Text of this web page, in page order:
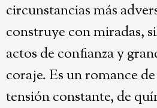
circunstancias más
construye con miradas,
actos de confianza y
coraje. Es un romance
tensión constante, de